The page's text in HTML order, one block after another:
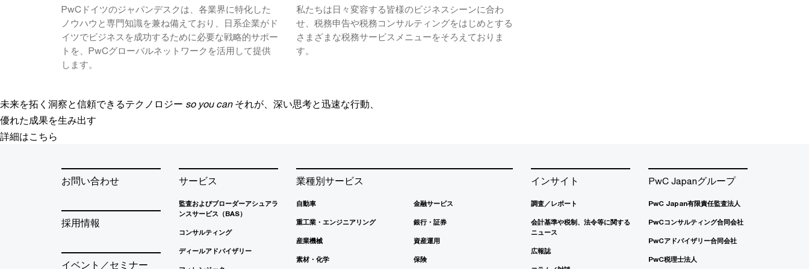
PwCドイツのジャパンデスクは、各業界に特化した
ノウハウと専門知識を兼ね備えており、日系企業がド
イツでビジネスを成功するために必要な戦略的サポー
トを、PwCグローバルネットワークを活用して提供
します。
私たちは日々変容する皆様のビジネスシーンに合わ
せ、税務申告や税務コンサルティングをはじめとする
さまざまな税務サービスメニューをそろえておりま
す。
未来を拓く洞察と信頼できるテクノロジー so you can それが、深い思考と迅速な行動、
優れた成果を生み出す
詳細はこちら
お問い合わせ
採用情報
イベント／セミナー
サービス
監査およびブローダーアシュアラ
ンスサービス（BAS）
コンサルティング
ディールアドバイザリー
業種別サービス
自動車
重工業・エンジニアリング
産業機械
素材・化学
金融サービス
銀行・証券
資産運用
保険
インサイト
調査／レポート
会計基準や税制、法令等に関する
ニュース
広報誌
PwC Japanグループ
PwC Japan有限責任監査法人
PwCコンサルティング合同会社
PwCアドバイザリー合同会社
PwC税理士法人